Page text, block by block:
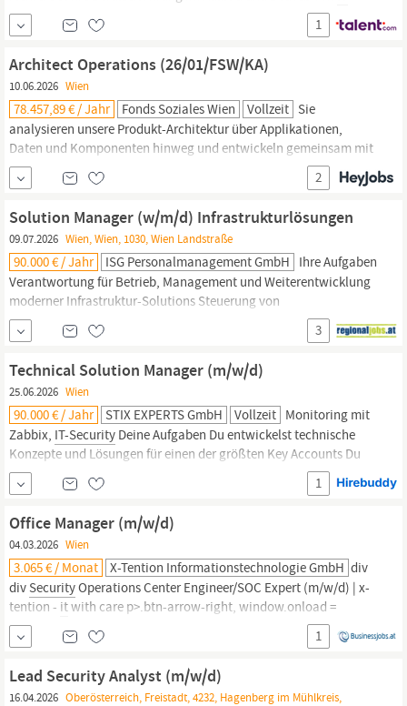
Infrastrukturen, im Bereich
, Erfahrung mit ITIL-
Prozessen von Vorteil Einschlägige Projektmanagement-
Erfahrung, idealerweise auch im...
1
Architect Operations (26/01/FSW/KA)
10.06.2026 Wien
78.457,89 € / Jahr Fonds Soziales Wien Vollzeit Sie
analysieren unsere Produkt-Architektur über Applikationen,
Daten und Komponenten hinweg und entwickeln gemeinsam mit
den Mitarbeiter:innen der technischen Teams eine Zielarchitektur.
Sie arbeiten führend an der Weiterentwicklung Architektur-
-Standards der Stabsstelle Digitalisierung &
mit. Sie arbeiten in Architektur- undIT-Security
2
Solution Manager (w/m/d) Infrastrukturlösungen
09.07.2026 Wien, Wien, 1030, Wien Landstraße
90.000 € / Jahr ISG Personalmanagement GmbH Ihre Aufgaben
Verantwortung für Betrieb, Management und Weiterentwicklung
moderner Infrastruktur-Solutions Steuerung von
Kundenaufträgen rund um Server, Netzwerk, Applikationshosting,
Client Management, Collaboration Services und
Security
Kaufmännische Gesamtverantwortung sowie Sicherstellung von
Datenschutz- undSecurity-AnforderungenKoordination virtueller
3
Technical Solution Manager (m/w/d)
25.06.2026 Wien
90.000 € / Jahr STIX EXPERTS GmbH Vollzeit Monitoring mit
Zabbix, IT-Security Deine Aufgaben Du entwickelst technische
Konzepte und Lösungen für einen der größten Key Accounts Du
formulierst Kunden- und Systemanforderungen Du erarbeitest
technische Konzepte und schreibst Systemspezifikationen Du
untersuchst technische Lösungen für Kunden unter
Berücksichtigung aller Risiken hinsichtlich Safety- und
SecurityAspekten Du
1
Office Manager (m/w/d)
04.03.2026 Wien
3.065 € / Monat X-Tention Informationstechnologie GmbH div
div SecurityOperations Center Engineer/SOC Expert (m/w/d) | x-
tention - itwith care p>.btn-arrow-right, window.onload =
function () Office Manager (m/w/d)
Intro Deine persönliche
Ansprechpartnerin Caroline EngljähringerHuman
ResourcesKlicken zum Anzeigen der E-Mail Traumjob nicht dabei?
Schicke uns eine
1
Lead Security Analyst (m/w/d)
16.04.2026 Oberösterreich, Freistadt, 4232, Hagenberg im Mühlkreis,